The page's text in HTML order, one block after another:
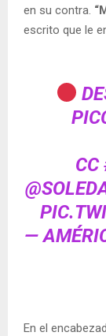
en su contra.
escrito que le
CC
—
En el